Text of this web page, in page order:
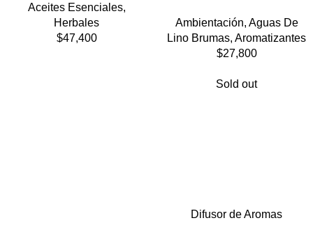
Aceites Esenciales,
Herbales
$47,400
Ambientación, Aguas De
Lino Brumas, Aromatizantes
$27,800
Sold out
Difusor de Aromas